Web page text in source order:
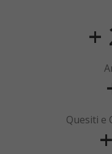
+
Quesiti e